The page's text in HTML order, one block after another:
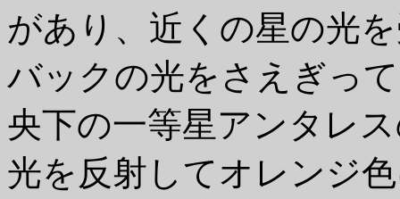
があり、近くの星の光
バックの光をさえぎっ
央下の一等星アンタレ
光を反射してオレンジ